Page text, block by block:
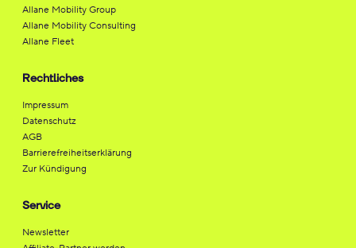
Allane Mobility Group
Allane Mobility Consulting
Allane Fleet
Rechtliches
Impressum
Datenschutz
AGB
Barrierefreiheitserklärung
Zur Kündigung
Service
Newsletter